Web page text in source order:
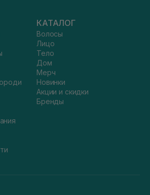
КАТАЛОГ
Волосы
Лицо
Тело
Дом
Мерч
Новинки
Акции и скидки
Бренды